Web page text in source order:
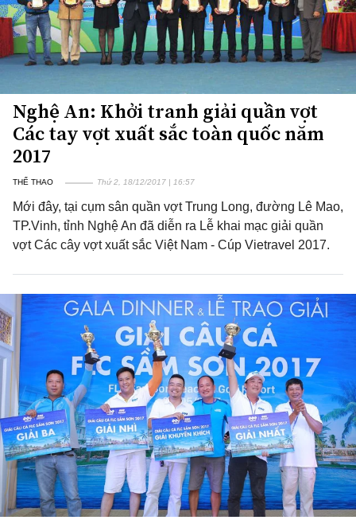
Nghệ An: Khởi tranh giải quần vợt
Các tay vợt xuất sắc toàn quốc năm
2017
THỂ THAO Thứ 2, 18/12/2017 | 16:57
Mới đây, tại cụm sân quần vợt Trung Long, đường Lê Mao,
TP.Vinh, tỉnh Nghệ An đã diễn ra Lễ khai mạc giải quần
vợt Các cây vợt xuất sắc Việt Nam - Cúp Vietravel 2017.